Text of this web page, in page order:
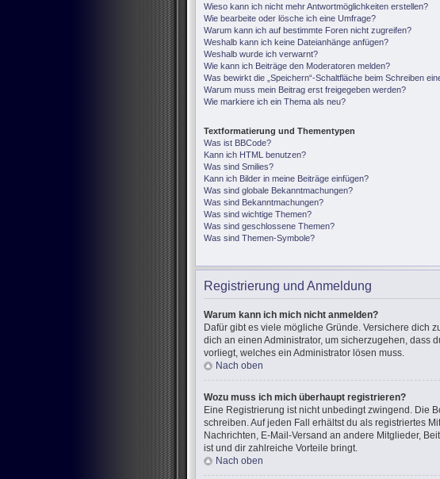
Wieso kann ich nicht mehr Antwortmöglichkeiten erstellen?
Wie bearbeite oder lösche ich eine Umfrage?
Warum kann ich auf bestimmte Foren nicht zugreifen?
Weshalb kann ich keine Dateianhänge anfügen?
Weshalb wurde ich verwarnt?
Wie kann ich Beiträge den Moderatoren melden?
Was bewirkt die „Speichern“-Schaltfläche beim Schreiben
Warum muss mein Beitrag erst freigegeben werden?
Wie markiere ich ein Thema als neu?
Textformatierung und Thementypen
Was ist BBCode?
Kann ich HTML benutzen?
Was sind Smilies?
Kann ich Bilder in meine Beiträge einfügen?
Was sind globale Bekanntmachungen?
Was sind Bekanntmachungen?
Was sind wichtige Themen?
Was sind geschlossene Themen?
Was sind Themen-Symbole?
Registrierung und Anmeldung
Warum kann ich mich nicht anmelden?
Dafür gibt es viele mögliche Gründe. Versichere dich
dich an einen Administrator, um sicherzugehen, dass
vorliegt, welches ein Administrator lösen muss.
Nach oben
Wozu muss ich mich überhaupt registrieren?
Eine Registrierung ist nicht unbedingt zwingend. Die
schreiben. Auf jeden Fall erhältst du als registriertes
Nachrichten, E-Mail-Versand an andere Mitglieder,
ist und dir zahlreiche Vorteile bringt.
Nach oben